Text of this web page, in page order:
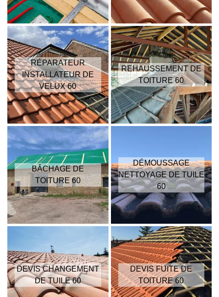
RÉPARATEUR
INSTALLATEUR DE
VELUX 60
REHAUSSEMENT DE
TOITURE 60
BÂCHAGE DE
TOITURE 60
DÉMOUSSAGE
NETTOYAGE DE TUILE
60
DEVIS CHANGEMENT
DE TUILE 60
DEVIS FUITE DE
TOITURE 60